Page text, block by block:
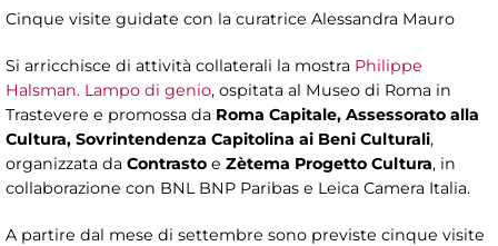
Cinque visite guidate con la curatrice Alessandra Mauro
Si arricchisce di attività collaterali la mostra Philippe
Halsman. Lampo di genio, ospitata al Museo di Roma in
Trastevere e promossa da Roma Capitale, Assessorato alla
Cultura, Sovrintendenza Capitolina ai Beni Culturali,
organizzata da Contrasto e Zètema Progetto Cultura, in
collaborazione con BNL BNP Paribas e Leica Camera Italia.
A partire dal mese di settembre sono previste cinque visite